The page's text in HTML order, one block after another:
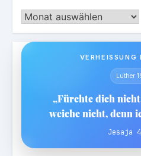
Archiv
VERHEISSUNG
Luther
„Fürchte dich
weiche nicht, denn
Jesaja